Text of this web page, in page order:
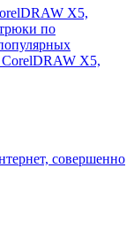
X5,
по
X5,
совершенно